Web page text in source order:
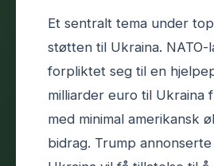
Et sentralt tema under
støtten til Ukraina. NATO-
forpliktet seg til en
milliarder euro til Ukraina
med minimal amerikansk
bidrag. Trump annonserte